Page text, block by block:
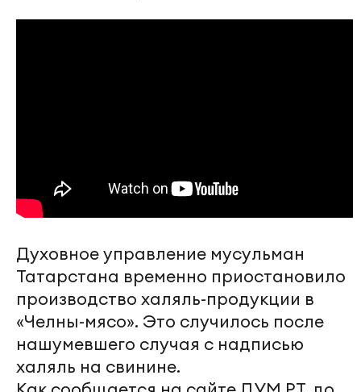
Духовное управление мусульман
Татарстана временно приостановило
производство халяль-продукции в
«Челны-мясо». Это случилось после
нашумевшего случая с надписью
халяль на свинине.